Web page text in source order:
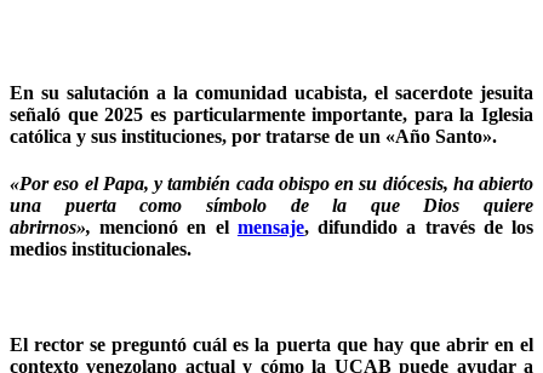
En su salutación a la comunidad ucabista, el sacerdote jesuita
señaló que2025 es particularmente importante, para la Iglesia
católica y sus instituciones, por tratarse de un «Año Santo».
«Por eso el Papa, y también cada obispo en su diócesis, ha abierto
una puerta como símbolo de la que Dios quiere
abrirnos», mencionó en el mensaje, difundido a través de los
medios institucionales.
Elrector se preguntó cuál es la puerta que hay que abrir en el
contexto venezolano actual y cómo la UCAB puede ayudar a